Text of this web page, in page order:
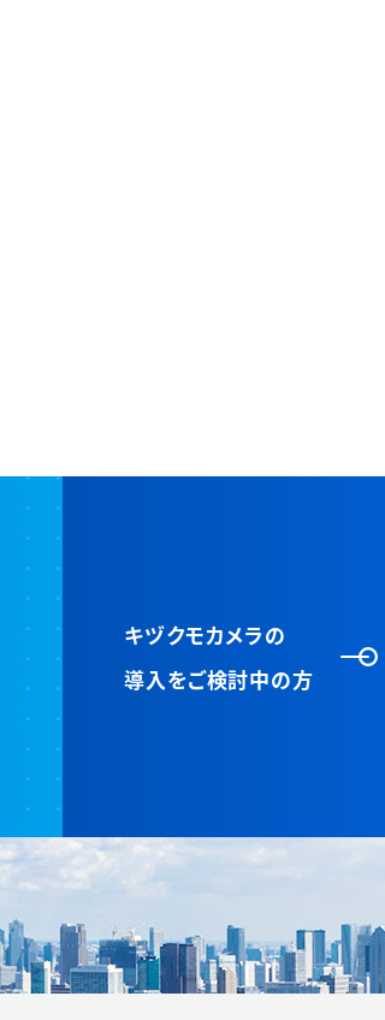
キヅクモカメラの
導入をご検討中の方